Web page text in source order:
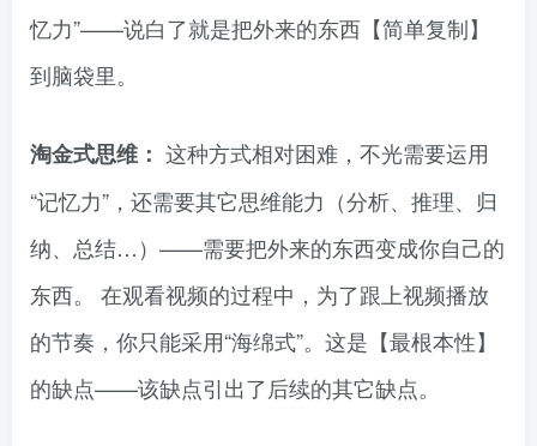
忆力”——说白了就是把外来的东西【简单复制】
到脑袋里。
淘金式思维： 这种方式相对困难，不光需要运用
“记忆力”，还需要其它思维能力（分析、推理、归
纳、总结…）——需要把外来的东西变成你自己的
东西。 在观看视频的过程中，为了跟上视频播放
的节奏，你只能采用“海绵式”。这是【最根本性】
的缺点——该缺点引出了后续的其它缺点。